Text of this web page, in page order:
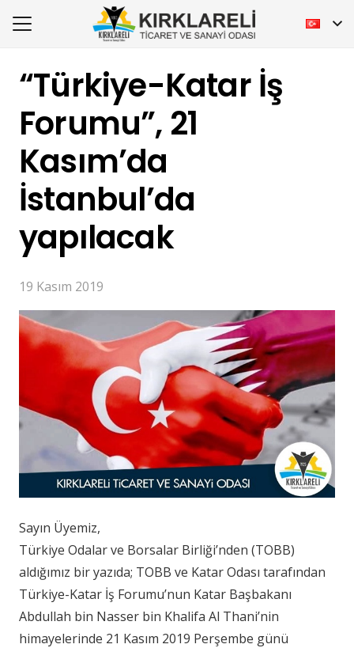
“Türkiye-Katar İş
Forumu”, 21
Kasım’da
İstanbul’da
yapılacak
19 Kasım 2019
Sayın Üyemiz,
Türkiye Odalar ve Borsalar Birliği’nden (TOBB)
aldığımız bir yazıda; TOBB ve Katar Odası tarafından
Türkiye-Katar İş Forumu’nun Katar Başbakanı
Abdullah bin Nasser bin Khalifa Al Thani’nin
himayelerinde 21 Kasım 2019 Perşembe günü